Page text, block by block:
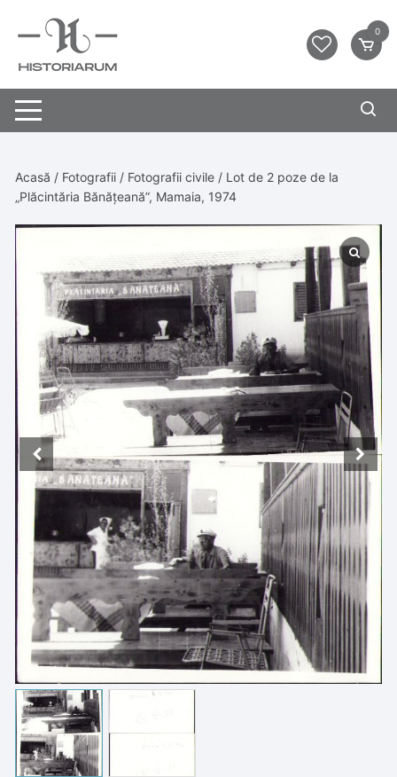
0
Acasă / Fotografii / Fotografii civile / Lot de 2 poze de la
„Plăcintăria Bănățeană”, Mamaia, 1974